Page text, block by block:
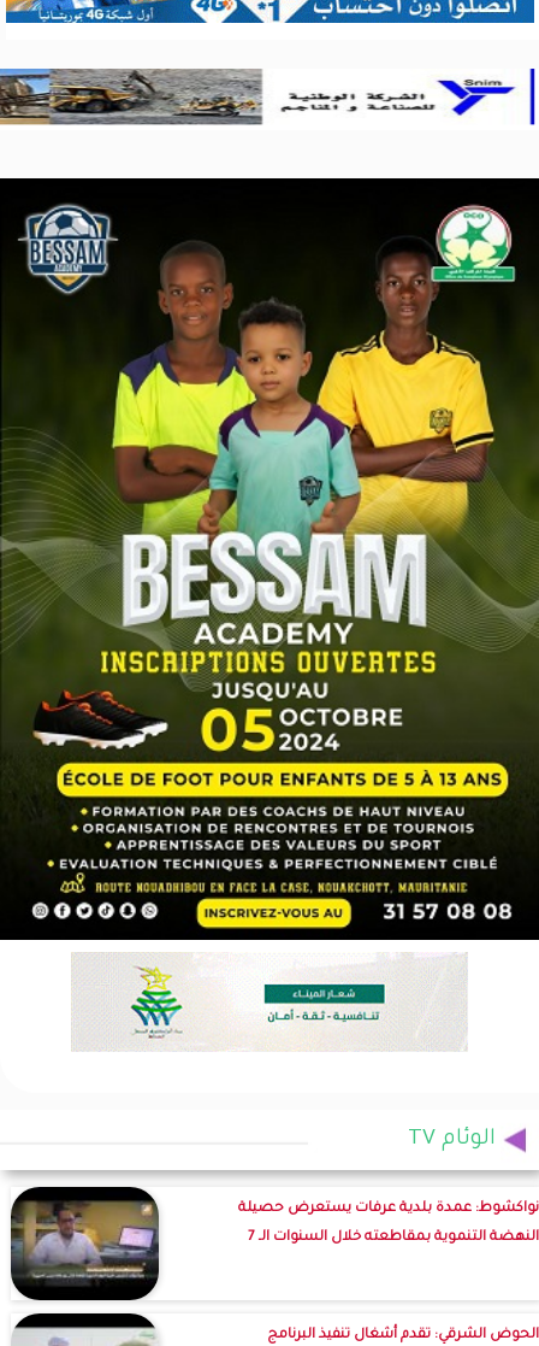
الوئام TV
نواكشوط: عمدة بلدية عرفات يستعرض حصيلة
النهضة التنموية بمقاطعته خلال السنوات الـ 7
الحوض الشرقي: تقدم أشغال تنفيذ البرنامج